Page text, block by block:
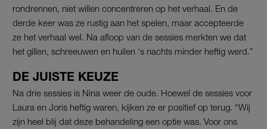
rondrennen, niet willen concentreren op het verhaal. En de
derde keer was ze rustig aan het spelen, maar accepteerde
ze het verhaal wel. Na afloop van de sessies merkten we dat
het gillen, schreeuwen en huilen ‘s nachts minder heftig werd.”
DE JUISTE KEUZE
Na drie sessies is Nina weer de oude. Hoewel de sessies voor
Laura en Joris heftig waren, kijken ze er positief op terug. “Wij
zijn heel blij dat deze behandeling een optie was. Voor ons